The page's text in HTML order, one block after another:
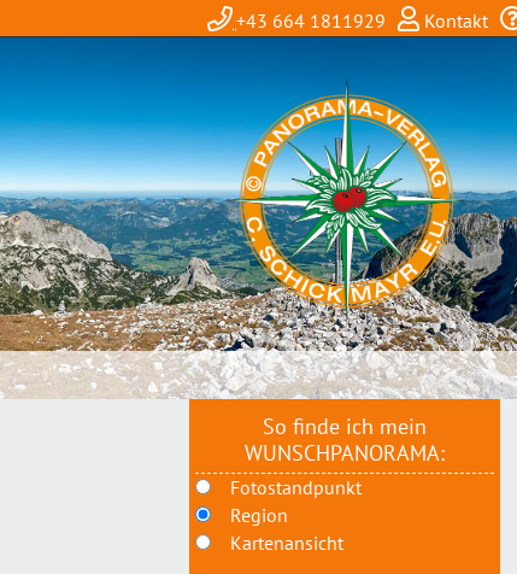
+43 664 1811929 Kontakt
So finde ich mein
WUNSCHPANORAMA:
Fotostandpunkt
Region
Kartenansicht